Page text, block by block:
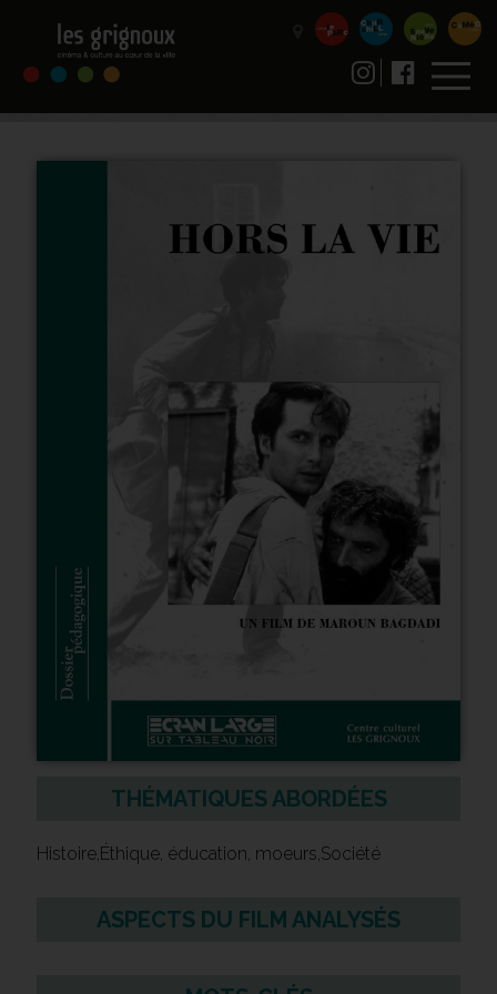
THÉMATIQUES ABORDÉES
Histoire,Éthique, éducation, moeurs,Société
ASPECTS DU FILM ANALYSÉS